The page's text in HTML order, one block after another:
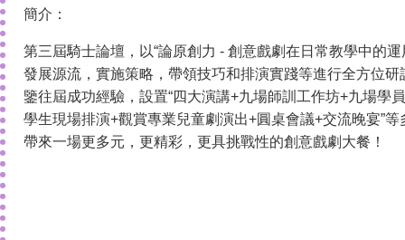
簡介：
第三屆騎士論壇，以“論原創力 - 創意戲劇在日常教學中的
發展源流，實施策略，帶領技巧和排演實踐等進行全方位
鑒往屆成功經驗，設置“四大演講+九場師訓工作坊+九場學
學生現場排演+觀賞專業兒童劇演出+圓桌會議+交流晚宴”
帶來一場更多元，更精彩，更具挑戰性的創意戲劇大餐！